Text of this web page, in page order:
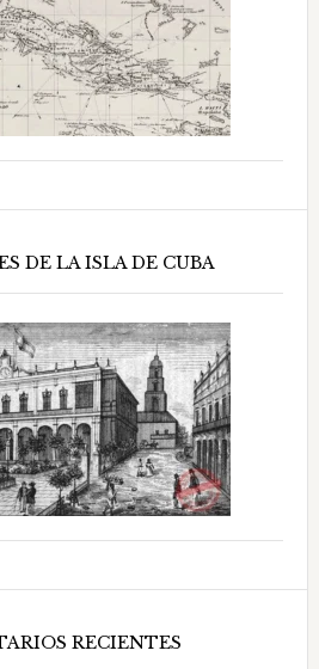
DE LA ISLA DE CUBA
RECIENTES